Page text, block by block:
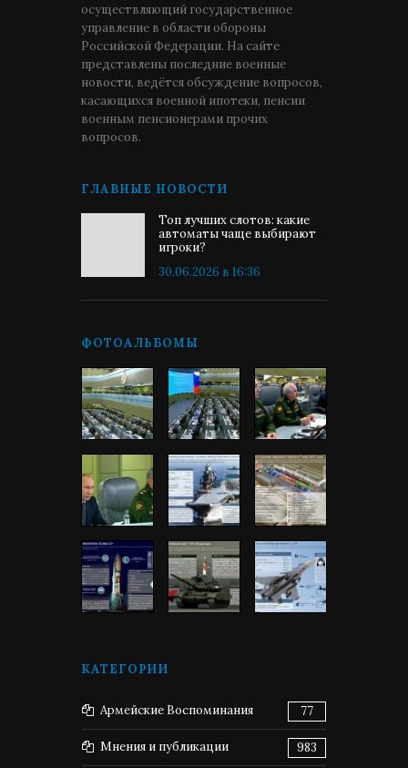
осуществляющий государственное
управление в области обороны
Российской Федерации. На сайте
представлены последние военные
новости, ведётся обсуждение вопросов,
касающихся военной ипотеки, пенсии
военным пенсионерами прочих
вопросов.
ГЛАВНЫЕ НОВОСТИ
Топ лучших слотов: какие
автоматы чаще выбирают
игроки?
30.06.2026 в 16:36
ФОТОАЛЬБОМЫ
КАТЕГОРИИ
Армейские Воспоминания 77
Мнения и публикации 983